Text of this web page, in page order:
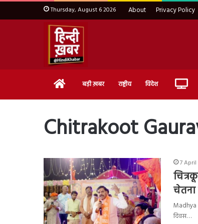
Thursday, August 6 2026 About Privacy Policy
Home बड़ी ख़बर राष्ट्रीय विदेश Live
Chitrakoot
7 April
चेतना
Madhya
दिवस…